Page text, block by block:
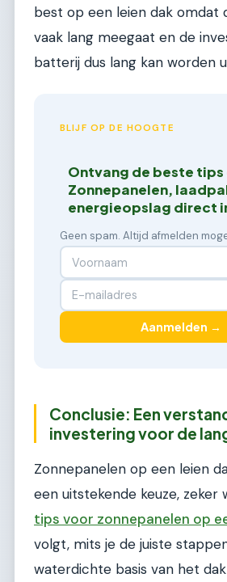
best op een leien dak omdat
vaak lang meegaat en de
batterij dus lang kan worden
BLIJF OP DE HOOGTE
Ontvang de beste tips
Zonnepanelen,
energieopslag direct
Geen spam. Altijd afmelden
Aanmelden →
Conclusie: Een
investering voor de
Zonnepanelen op een leien
een uitstekende keuze, zeker
tips voor zonnepanelen op
volgt, mits je de juiste
waterdichte basis van het